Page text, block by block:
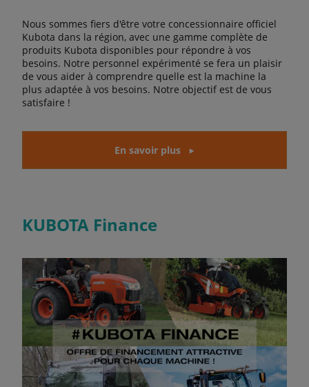
Nous sommes fiers d'être votre concessionnaire officiel
Kubota dans la région, avec une gamme complète de
produits Kubota disponibles pour répondre à vos
besoins. Notre personnel expérimenté se fera un plaisir
de vous aider à comprendre quelle est la machine la
plus adaptée à vos besoins. Notre objectif est de vous
satisfaire !
En savoir plus
KUBOTA Finance